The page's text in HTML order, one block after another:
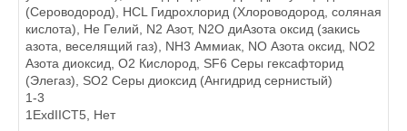
(Сероводород), HCL Гидрохлорид (Хлороводород, соляная
кислота), He Гелий, N2 Азот, N2O диАзота оксид (закись
азота, веселящий газ), NH3 Аммиак, NO Азота оксид, NO2
Азота диоксид, O2 Кислород, SF6 Серы гексафторид
(Элегаз), SO2 Серы диоксид (Ангидрид сернистый)
1-3
1ExdIICT5, Нет